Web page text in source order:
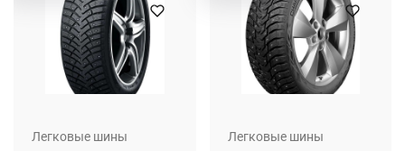
Легковые шины Легковые шины